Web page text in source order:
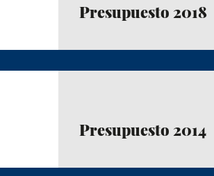
Presupuesto 2018
Presupuesto 2014